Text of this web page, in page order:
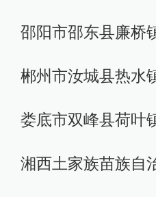
邵阳市邵东县廉桥
郴州市汝城县热水
娄底市双峰县荷叶
湘西土家族苗族自